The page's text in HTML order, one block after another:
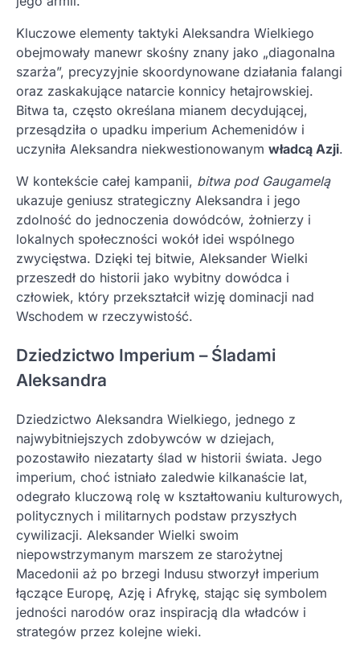
Kluczowe elementy taktyki Aleksandra Wielkiego
obejmowały manewr skośny znany jako „diagonalna
szarża”, precyzyjnie skoordynowane działania falangi
oraz zaskakujące natarcie konnicy hetajrowskiej.
Bitwa ta, często określana mianem decydującej,
przesądziła o upadku imperium Achemenidów i
uczyniła Aleksandra niekwestionowanym władcą Azji.
W kontekście całej kampanii, bitwa pod Gaugamelą
ukazuje geniusz strategiczny Aleksandra i jego
zdolność do jednoczenia dowódców, żołnierzy i
lokalnych społeczności wokół idei wspólnego
zwycięstwa. Dzięki tej bitwie, Aleksander Wielki
przeszedł do historii jako wybitny dowódca i
człowiek, który przekształcił wizję dominacji nad
Wschodem w rzeczywistość.
Dziedzictwo Imperium – Śladami
Aleksandra
Dziedzictwo Aleksandra Wielkiego, jednego z
najwybitniejszych zdobywców w dziejach,
pozostawiło niezatarty ślad w historii świata. Jego
imperium, choć istniało zaledwie kilkanaście lat,
odegrało kluczową rolę w kształtowaniu kulturowych,
politycznych i militarnych podstaw przyszłych
cywilizacji. Aleksander Wielki swoim
niepowstrzymanym marszem ze starożytnej
Macedonii aż po brzegi Indusu stworzył imperium
łączące Europę, Azję i Afrykę, stając się symbolem
jedności narodów oraz inspiracją dla władców i
strategów przez kolejne wieki.